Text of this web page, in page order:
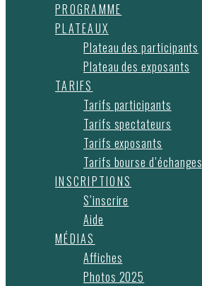
PROGRAMME
PLATEAUX
Plateau des participants
Plateau des exposants
TARIFS
Tarifs participants
Tarifs spectateurs
Tarifs exposants
Tarifs bourse d’échanges
INSCRIPTIONS
S’inscrire
Aide
MÉDIAS
Affiches
Photos 2025